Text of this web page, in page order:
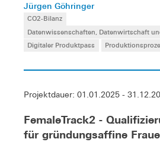
Jürgen Göhringer
CO2-Bilanz
Datenwissenschaften, Datenwirtschaft
Digitaler Produktpass
Projektdauer: 01.01.2025 -
FemaleTrack2 -
für gründungsaffine